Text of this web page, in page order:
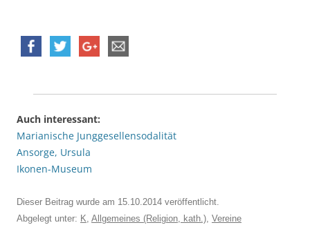
Auch interessant:
Marianische Junggesellensodalität
Ansorge, Ursula
Ikonen-Museum
Dieser Beitrag wurde am 15.10.2014 veröffentlicht.
Abgelegt unter: K, Allgemeines (Religion, kath.), Vereine